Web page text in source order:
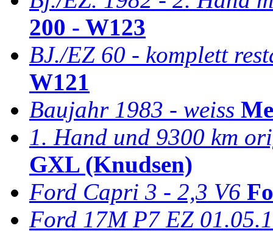
200 - W123
BJ./EZ 60 - komplett
W121
Baujahr 1983 - weiss
1. Hand und 9300 km
GXL (Knudsen)
Ford Capri 3 - 2,3 V6
Ford 17M P7 EZ